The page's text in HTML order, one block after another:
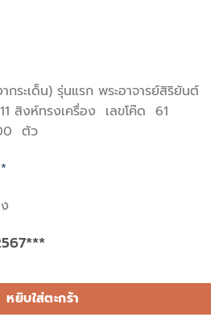
ระเด็น) รุ่นแรก พระอาจารย์สิริยันต์
สิงห์ทรงเครื่อง เลขโค๊ด 61
ตัว
หยิบใส่ตะกร้า